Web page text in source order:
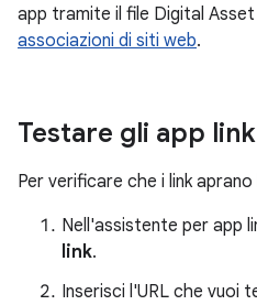
app tramite il file Digital Asset
associazioni di siti web.
Testare gli app
Per verificare che i link
Nell'assistente per app
link.
Inserisci l'URL che vuoi